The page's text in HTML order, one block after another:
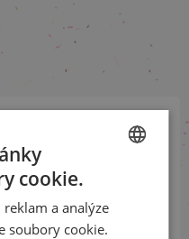
newsletteru
v obraze
ENGLISH
cookie.
reklam a analýze
soubory cookie.